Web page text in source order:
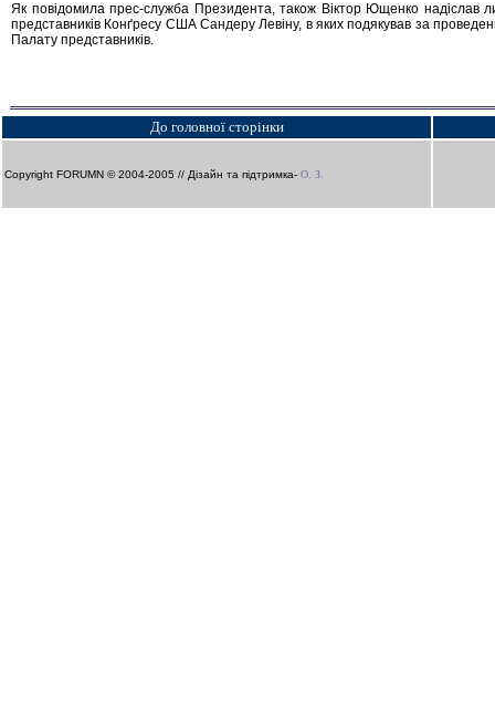
Як повідомила прес-служба Президента, також Віктор Ющенко
представників Конґресу США Сандеру Левіну, в яких подякував за
Палату представників.
До головної сторінки
Copyright FORUMN © 2004-2005 // Дізайн та підтримка- О. З.